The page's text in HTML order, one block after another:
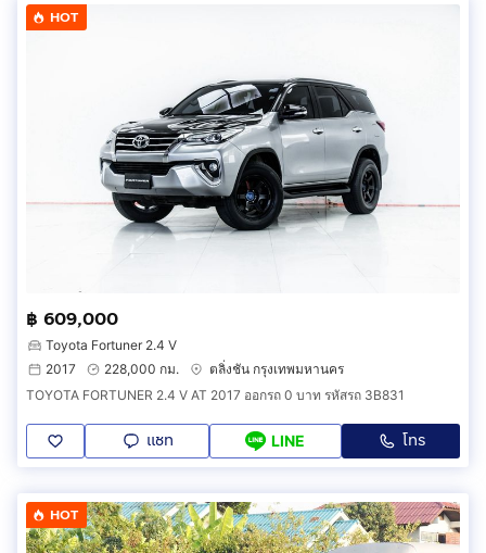
HOT
฿ 609,000
Toyota Fortuner 2.4 V
2017
228,000 กม.
ตลิ่งชัน กรุงเทพมหานคร
TOYOTA FORTUNER 2.4 V AT 2017 ออกรถ 0 บาท รหัสรถ 3B831
แชท LINE โทร
HOT